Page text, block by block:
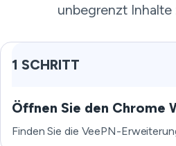
unbegrenzt Inhalte
1 SCHRITT
Öffnen Sie den Chrome
Finden Sie die VeePN-